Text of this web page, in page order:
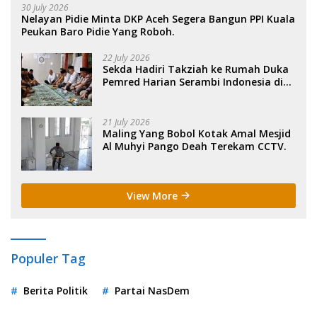
30 July 2026
Nelayan Pidie Minta DKP Aceh Segera Bangun PPI Kuala
Peukan Baro Pidie Yang Roboh.
22 July 2026
Sekda Hadiri Takziah ke Rumah Duka
Pemred Harian Serambi Indonesia di
21 July 2026
Maling Yang Bobol Kotak Amal Mesjid
Al Muhyi Pango Deah Terekam CCTV.
View More
Populer Tag
Berita Politik Partai NasDem